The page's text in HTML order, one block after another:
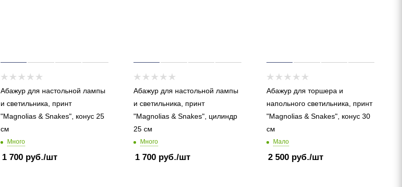
Абажур для настольной лампы
и светильника, принт
"Magnolias & Snakes", конус 25
см
Много
1 700 руб./шт
Абажур для настольной лампы
и светильника, принт
"Magnolias & Snakes", цилиндр
25 см
Много
1 700 руб./шт
Абажур для торшера и
напольного светильника, принт
"Magnolias & Snakes", конус 30
см
Мало
2 500 руб./шт